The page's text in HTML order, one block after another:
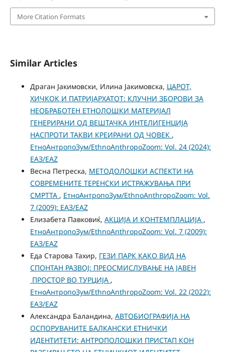
More Citation Formats
Similar Articles
Драган Јакимовски, Илина Јакимовска, ЦАРОТ,
ХИЧКОК И ПАТРИЈАРХАТОТ: КЛУЧНИ ЗБОРОВИ ЗА
НЕОБРАБОТЕН ЕТНОЛОШКИ МАТЕРИЈАЛ
ГЕНЕРИРАНИ ОД ВЕШТАЧКА ИНТЕЛИГЕНЦИЈА
НАСПРОТИ ТАКВИ КРЕИРАНИ ОД ЧОВЕК ,
ЕтноАнтропоЗум/EthnoAnthropoZoom: Vol. 24 (2024):
ЕАЗ/EAZ
Весна Петреска, МЕТОДОЛОШКИ АСПЕКТИ НА
СОВРЕМЕНИТЕ ТЕРЕНСКИ ИСТРАЖУВАЊА ПРИ
СМРТТА , ЕтноАнтропоЗум/EthnoAnthropoZoom: Vol.
7 (2009): ЕАЗ/EAZ
Елизабета Павковиќ, АКЦИЈА И КОНТЕМПЛАЦИЈА ,
ЕтноАнтропоЗум/EthnoAnthropoZoom: Vol. 7 (2009):
ЕАЗ/EAZ
Еда Старова Тахир, ГЕЗИ ПАРК КАКО ВИД НА
СПОНТАН РАЗВОЈ: ПРЕОСМИСЛУВАЊЕ НА ЈАВЕН
ПРОСТОР ВО ТУРЦИЈА ,
ЕтноАнтропоЗум/EthnoAnthropoZoom: Vol. 22 (2022):
ЕАЗ/EAZ
Александра Баландина, АВТОБИОГРАФИЈА НА
ОСПОРУВАНИТЕ БАЛКАНСКИ ЕТНИЧКИ
ИДЕНТИТЕТИ: АНТРОПОЛОШКИ ПРИСТАП КОН